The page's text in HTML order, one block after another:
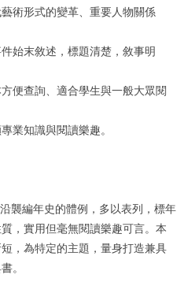
術形式的變革、重要人物關係
始末敘述，標題清楚，敘事明
便查詢、適合學生與一般大眾閱
業知識與閱讀樂趣。
編年史的體例，多以表列，標年
，實用但毫無閱讀樂趣可言。本
，為特定的主題，量身打造兼具
。